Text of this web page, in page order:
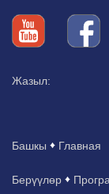
Жазыл:
Башкы Главная
Берүүлөр